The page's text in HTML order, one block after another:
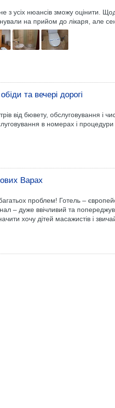
усіх нюансів зможу оцінити.
на прийом до лікаря, але
та вечері дорогі
від бювету, обслуговування і
в номерах і
Варах
проблем! Готель –
– дуже ввічливий та
хочу дітей масажистів і